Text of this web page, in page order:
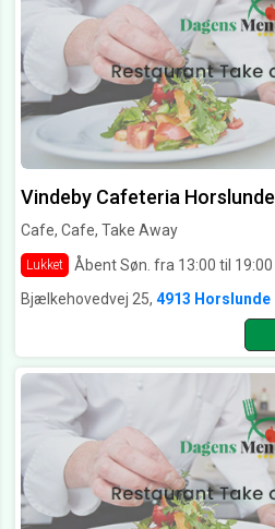
Vindeby Cafeteria Horslunde
Cafe, Cafe, Take Away
Lukket
Åbent Søn. fra 13:00 til 19:00
Bjælkehovedvej 25, 4913 Horslunde